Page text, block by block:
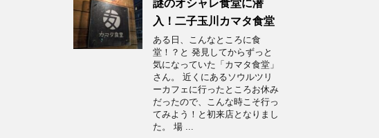
謎のオシャレ食堂に潜
入！二子玉川カマタ食堂
ある日、こんなところに食
堂！？と 発見してからずっと
気になっていた「カマタ食堂」
さん。 近くにあるソウルツリ
ーカフェに行ったところお休み
だったので、こんな時こそ行っ
てみよう！と初来店となりまし
た。 場 ...